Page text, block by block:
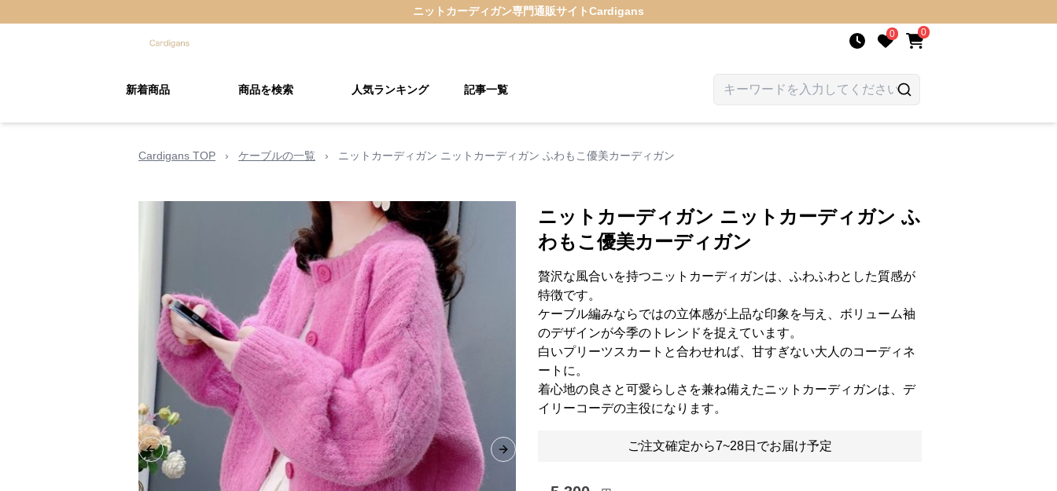
ニットカーディガン専門通販サイトCardigans
0 0
新着商品 商品を検索 人気ランキング 記事一覧
Cardigans TOP › ケーブルの一覧 › ニットカーディガン ニットカーディガン ふわもこ優美カーディガン
Previous slide Next slide
ニットカーディガン ニットカーディガン ふ
わもこ優美カーディガン
贅沢な風合いを持つニットカーディガンは、ふわふわとした質感が
特徴です。
ケーブル編みならではの立体感が上品な印象を与え、ボリューム袖
のデザインが今季のトレンドを捉えています。
白いプリーツスカートと合わせれば、甘すぎない大人のコーディネ
ートに。
着心地の良さと可愛らしさを兼ね備えたニットカーディガンは、デ
イリーコーデの主役になります。
ご注文確定から7~28日でお届け予定